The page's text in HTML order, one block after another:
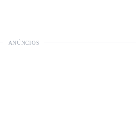
ANÚNCIOS